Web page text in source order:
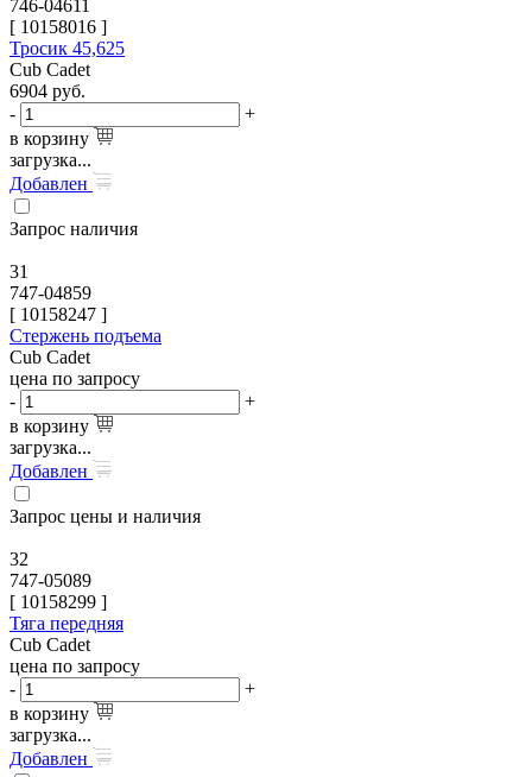
746-04611
[ 10158016 ]
Тросик 45,625
Cub Cadet
6904 руб.
-
+
в корзину
загрузка...
Добавлен
Запрос наличия
31
747-04859
[ 10158247 ]
Стержень подъема
Cub Cadet
цена по запросу
-
+
в корзину
загрузка...
Добавлен
Запрос цены и наличия
32
747-05089
[ 10158299 ]
Тяга передняя
Cub Cadet
цена по запросу
-
+
в корзину
загрузка...
Добавлен